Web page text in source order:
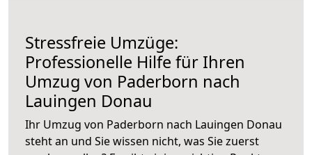
Stressfreie Umzüge:
Professionelle Hilfe für Ihren
Umzug von Paderborn nach
Lauingen Donau
Ihr Umzug von Paderborn nach Lauingen Donau
steht an und Sie wissen nicht, was Sie zuerst